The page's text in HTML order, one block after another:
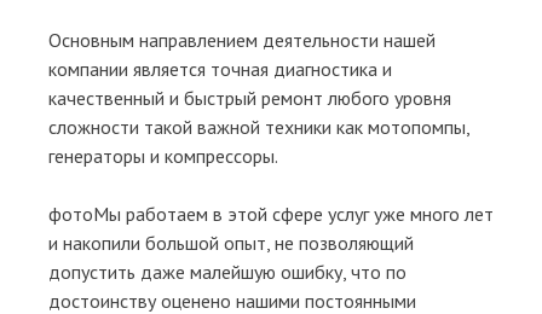
Основным направлением деятельности нашей
компании является точная диагностика и
качественный и быстрый ремонт любого уровня
сложности такой важной техники как мотопомпы,
генераторы и компрессоры.
фотоМы работаем в этой сфере услуг уже много лет
и накопили большой опыт, не позволяющий
допустить даже малейшую ошибку, что по
достоинству оценено нашими постоянными